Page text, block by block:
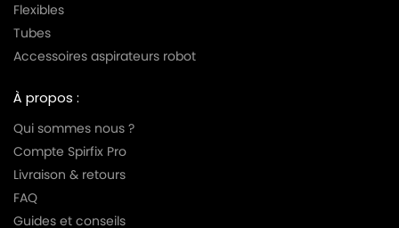
Flexibles
Tubes
Accessoires aspirateurs robot
À propos :
Qui sommes nous ?
Compte Spirfix Pro
Livraison & retours
FAQ
Guides et conseils